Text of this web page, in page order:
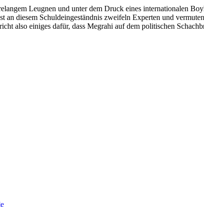
Leugnen und unter dem Druck eines internationalen
diesem Schuldeingeständnis zweifeln Experten und
also einiges dafür, dass Megrahi auf dem politischen